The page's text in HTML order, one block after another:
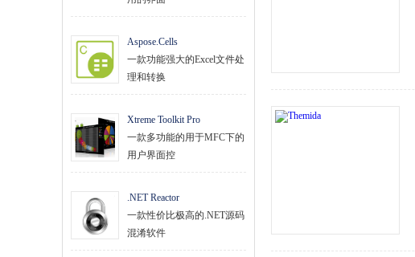
Aspose.Cells
一款功能强大的Excel文件处
理和转换
Xtreme Toolkit Pro
一款多功能的用于MFC下的
用户界面控
.NET Reactor
一款性价比极高的.NET源码
混淆软件